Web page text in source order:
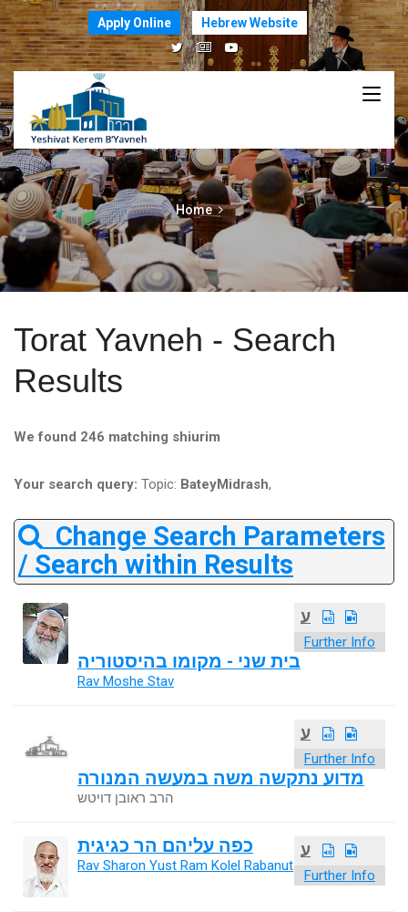
Apply Online Hebrew Website
Home
Torat Yavneh - Search
Results
We found 246 matching shiurim
Your search query: Topic: BateyMidrash,
Change Search Parameters
/ Search within Results
ע
Further Info
בית שני - מקומו בהיסטוריה
Rav Moshe Stav
ע
Further Info
מדוע נתקשה משה במעשה המנורה
הרב ראובן דויטש
ע
Further Info
כפה עליהם הר כגיגית
Rav Sharon Yust Ram Kolel Rabanut